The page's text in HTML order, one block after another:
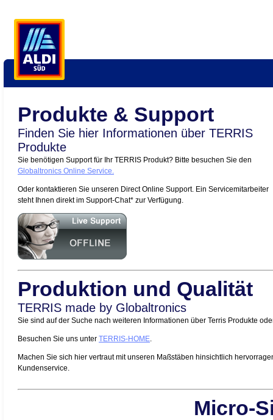
Produkte & Support
Finden Sie hier Informationen über TERRIS
Produkte
Sie benötigen Support für Ihr TERRIS Produkt? Bitte besuchen Sie den
Globaltronics Online Service.
Oder kontaktieren Sie unseren Direct Online Support. Ein Servicemitarbeiter
steht Ihnen direkt im Support-Chat* zur Verfügung.
Produktion und Qualität
TERRIS made by Globaltronics
Sie sind auf der Suche nach weiteren Informationen über Terris Produkte
Besuchen Sie uns unter TERRIS-HOME.
Machen Sie sich hier vertraut mit unseren Maßstäben hinsichtlich
Kundenservice.
Micro-